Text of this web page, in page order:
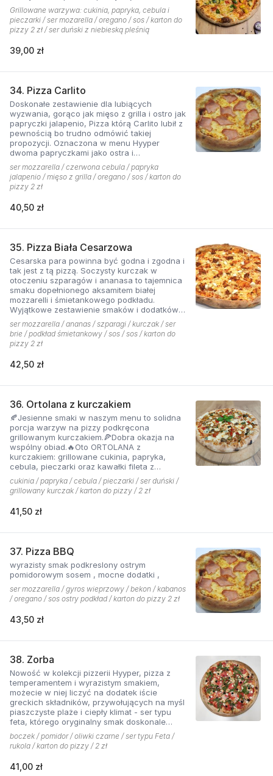
Grillowane warzywa: cukinia, papryka, cebula i
pieczarki / ser mozarella / oregano / sos / karton do
pizzy 2 zł / ser duński z niebieską pleśnią
39,00 zł
34. Pizza Carlito
Doskonałe zestawienie dla lubiących
wyzwania, gorąco jak mięso z grilla i ostro jak
papryczki jalapenio, Pizza którą Carlito lubił z
pewnością bo trudno odmówić takiej
propozycji. Oznaczona w menu Hyyper
dwoma papryczkami jako ostra i
niebezpieczna.
ser mozzarella / czerwona cebula / papryka
jalapenio / mięso z grilla / oregano / sos / karton do
pizzy 2 zł
40,50 zł
35. Pizza Biała Cesarzowa
Cesarska para powinna być godna i zgodna i
tak jest z tą pizzą. Soczysty kurczak w
otoczeniu szparagów i ananasa to tajemnica
smaku dopełnionego aksamitem białej
mozzarelli i śmietankowego podkładu.
Wyjątkowe zestawienie smaków i dodatków
które tworzą jedną z najchętniej zamawianych
pizzy z menu pizzerii Hyyper
ser mozzarella / ananas / szparagi / kurczak / ser
brie / podkład śmietankowy / sos / sos / karton do
pizzy 2 zł
42,50 zł
36. Ortolana z kurczakiem
🍂Jesienne smaki w naszym menu to solidna
porcja warzyw na pizzy podkręcona
grillowanym kurczakiem.🍕Dobra okazja na
wspólny obiad.🔥Oto ORTOLANA z
kurczakiem: grillowane cukinia, papryka,
cebula, pieczarki oraz kawałki fileta z
dodatkiem sera z niebieską pleśnią.
cukinia / papryka / cebula / pieczarki / ser duński /
grillowany kurczak / karton do pizzy / 2 zł
41,50 zł
37. Pizza BBQ
wyrazisty smak podkreslony ostrym
pomidorowym sosem , mocne dodatki ,
ser mozzarella / gyros wieprzowy / bekon / kabanos
/ oregano / sos ostry podkład / karton do pizzy 2 zł
43,50 zł
38. Zorba
Nowość w kolekcji pizzerii Hyyper, pizza z
temperamentem i wyrazistym smakiem,
możecie w niej liczyć na dodatek iście
greckich składników, przywołujących na myśl
piaszczyste plaże i ciepły klimat - ser typu
feta, którego oryginalny smak doskonale
współgra z przypieczoną czerwoną cebulką,
a także oliwki czarne, które nadają pizzy
wyjątkowo greckiego charakteru, wszystko to
grillowanego boczku. Jest to pizza dla
boczek / pomidor / oliwki czarne / ser typu Feta /
rukola / karton do pizzy / 2 zł
41,00 zł